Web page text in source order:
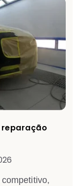
reparação